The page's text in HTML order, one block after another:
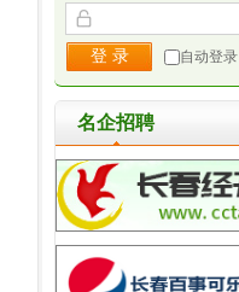
自动登录
名企招聘